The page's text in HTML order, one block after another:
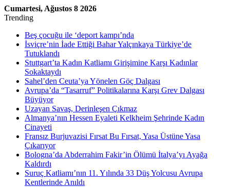
Cumartesi, Ağustos 8 2026
Trending
Beş çocuğu ile ‘deport kampı’nda
İsviçre’nin İade Ettiği Bahar Yalçınkaya Türkiye’de
Tutuklandı
Stuttgart’ta Kadın Katliamı Girişimine Karşı Kadınlar
Sokaktaydı
Sahel’den Ceuta’ya Yönelen Göç Dalgası
Avrupa’da “Tasarruf” Politikalarına Karşı Grev Dalgası
Büyüyor
Uzayan Savaş, Derinleşen Çıkmaz
Almanya’nın Hessen Eyaleti Kelkheim Şehrinde Kadın
Cinayeti
Fransız Burjuvazisi Fırsat Bu Fırsat, Yasa Üstüne Yasa
Çıkarıyor
Bologna’da Abderrahim Fakir’in Ölümü İtalya’yı Ayağa
Kaldırdı
Suruç Katliamı’nın 11. Yılında 33 Düş Yolcusu Avrupa
Kentlerinde Anıldı